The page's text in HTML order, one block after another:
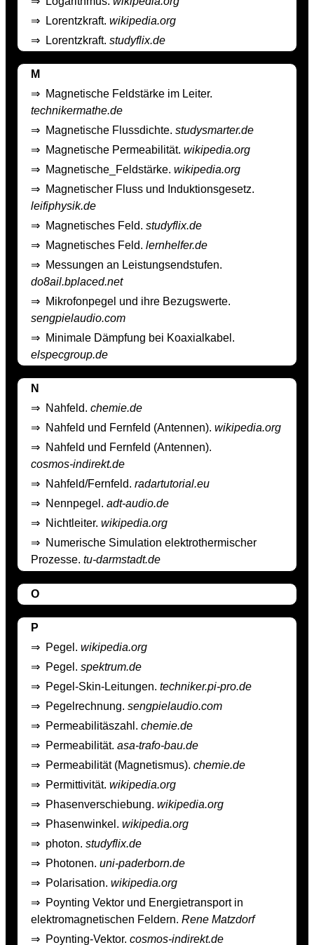
⇒
Lorentzkraft. wikipedia.org
⇒
Lorentzkraft. studyflix.de
M
⇒ Magnetische Feldstärke im Leiter.
technikermathe.de
⇒ Magnetische Flussdichte. studysmarter.de
⇒ Magnetische Permeabilität. wikipedia.org
⇒ Magnetische_Feldstärke. wikipedia.org
⇒ Magnetischer Fluss und Induktionsgesetz.
leifiphysik.de
⇒ Magnetisches Feld. studyflix.de
⇒ Magnetisches Feld. lernhelfer.de
⇒ Messungen an Leistungsendstufen.
do8ail.bplaced.net
⇒ Mikrofonpegel und ihre Bezugswerte.
sengpielaudio.com
⇒ Minimale Dämpfung bei Koaxialkabel.
elspecgroup.de
N
⇒ Nahfeld. chemie.de
⇒ Nahfeld und Fernfeld (Antennen). wikipedia.org
⇒ Nahfeld und Fernfeld (Antennen).
cosmos-indirekt.de
⇒ Nahfeld/Fernfeld. radartutorial.eu
⇒ Nennpegel. adt-audio.de
⇒ Nichtleiter. wikipedia.org
⇒ Numerische Simulation elektrothermischer
Prozesse. tu-darmstadt.de
O
P
⇒ Pegel. wikipedia.org
⇒ Pegel. spektrum.de
⇒ Pegel-Skin-Leitungen. techniker.pi-pro.de
⇒ Pegelrechnung. sengpielaudio.com
⇒ Permeabilitäszahl. chemie.de
⇒ Permeabilität. asa-trafo-bau.de
⇒ Permeabilität (Magnetismus). chemie.de
⇒ Permittivität. wikipedia.org
⇒ Phasenverschiebung. wikipedia.org
⇒ Phasenwinkel. wikipedia.org
⇒ photon. studyflix.de
⇒ Photonen. uni-paderborn.de
⇒ Polarisation. wikipedia.org
⇒ Poynting Vektor und Energietransport in
elektromagnetischen Feldern. Rene Matzdorf
⇒ Poynting-Vektor. cosmos-indirekt.de